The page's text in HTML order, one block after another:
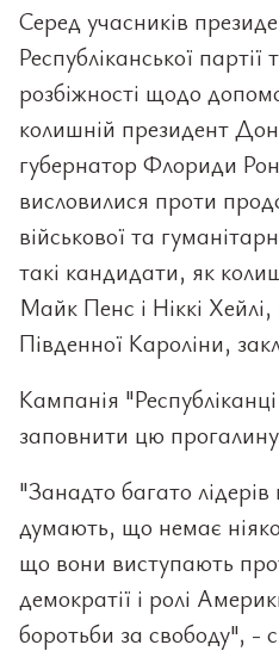
Серед учасників
Республіканської партії
розбіжності щодо
колишній президент
губернатор Флориди
висловилися проти
військової та
такі кандидати, як
Майк Пенс і Ніккі
Південної Кароліни,
Кампанія
заповнити цю
"Занадто багато лідерів
думають, що немає
що вони виступають
демократії і ролі
боротьби за свободу", -